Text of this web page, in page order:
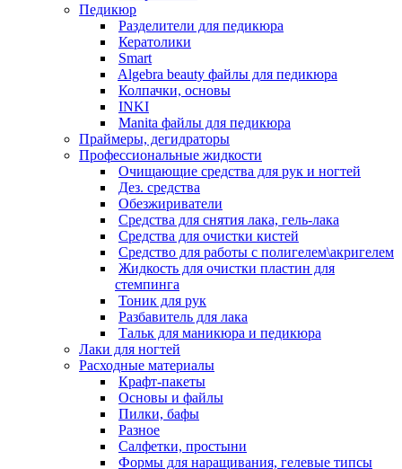
Педикюр
Разделители для педикюра
Кератолики
Smart
Algebra beauty файлы для педикюра
Колпачки, основы
INKI
Manita файлы для педикюра
Праймеры, дегидраторы
Профессиональные жидкости
Очищающие средства для рук и ногтей
Дез. средства
Обезжириватели
Средства для снятия лака, гель-лака
Средства для очистки кистей
Средство для работы с полигелем\акригелем
Жидкость для очистки пластин для
стемпинга
Тоник для рук
Разбавитель для лака
Тальк для маникюра и педикюра
Лаки для ногтей
Расходные материалы
Крафт-пакеты
Основы и файлы
Пилки, бафы
Разное
Салфетки, простыни
Формы для наращивания, гелевые типсы